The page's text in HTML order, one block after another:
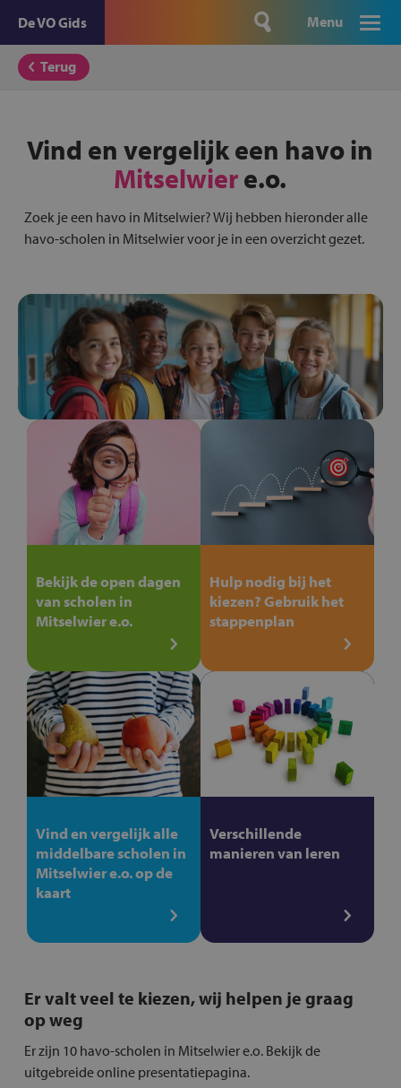
De VO Gids Menu
Terug
Vind en vergelijk een havo in
Mitselwiere.o.
Zoek je een havo in Mitselwier? Wij hebben hieronder alle
havo-scholen in Mitselwier voor je in een overzicht gezet.
Bekijk de open dagen
van scholen in
Mitselwier e.o.
Hulp nodig bij het
kiezen? Gebruik het
stappenplan
Vind en vergelijk alle
middelbare scholen in
Mitselwier e.o. op de
kaart
Verschillende
manieren van leren
Er valt veel te kiezen, wij helpen je graag
op weg
Er zijn 10 havo-scholen in Mitselwier e.o. Bekijk de
uitgebreide online presentatiepagina.